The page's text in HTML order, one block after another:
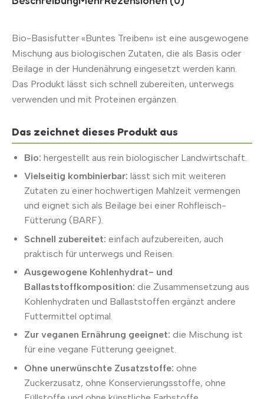
Bio-Basisfutter «Buntes Treiben» ist eine ausgewogene
Mischung aus biologischen Zutaten, die als Basis oder
Beilage in der Hundenährung eingesetzt werden kann.
Das Produkt lässt sich schnell zubereiten, unterwegs
verwenden und mit Proteinen ergänzen.
Das zeichnet dieses Produkt aus
Bio: hergestellt aus rein biologischer Landwirtschaft.
Vielseitig kombinierbar: lässt sich mit weiteren
Zutaten zu einer hochwertigen Mahlzeit vermengen
und eignet sich als Beilage bei einer Rohfleisch-
Fütterung (BARF).
Schnell zubereitet: einfach aufzubereiten, auch
praktisch für unterwegs und Reisen.
Ausgewogene Kohlenhydrat- und
Ballaststoffkomposition: die Zusammensetzung aus
Kohlenhydraten und Ballaststoffen ergänzt andere
Futtermittel optimal.
Zur veganen Ernährung geeignet: die Mischung ist
für eine vegane Fütterung geeignet.
Ohne unerwünschte Zusatzstoffe: ohne
Zuckerzusatz, ohne Konservierungsstoffe, ohne